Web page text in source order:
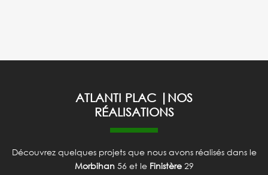
ATLANTI PLAC |NOS
RÉALISATIONS
Découvrez quelques projets que nous avons réalisés dans le
Morbihan 56 et le Finistère29